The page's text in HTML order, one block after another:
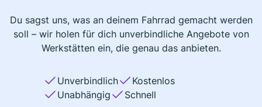
Du sagst uns, was an deinem Fahrrad gemacht werden
soll – wir holen für dich unverbindliche Angebote von
Werkstätten ein, die genau das anbieten.
Unverbindlich
Kostenlos
Unabhängig
Schnell